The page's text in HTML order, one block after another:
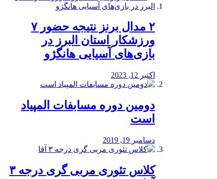
۲ مدال برنز نتیجه حضور ۷
ورزشکار استان البرز در
بازی‌های آسیایی هانگژو
اکتبر 12, 2023
دومین دوره مسابفات المپیاد
است
دسامبر 19, 2019
کلاس تئوری مربی گری درجه ۳